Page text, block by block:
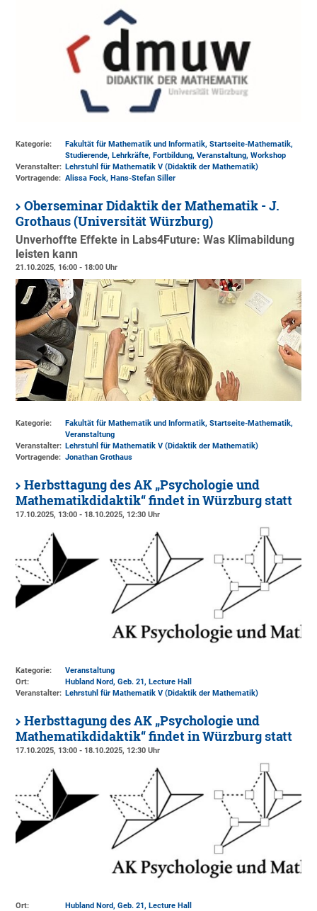
Kategorie:
Fakultät für Mathematik und Informatik, Startseite-Mathematik,
Studierende, Lehrkräfte, Fortbildung, Veranstaltung, Workshop
Veranstalter: Lehrstuhl für Mathematik V (Didaktik der Mathematik)
Vortragende: Alissa Fock, Hans-Stefan Siller
Oberseminar Didaktik der Mathematik - J.
Grothaus (Universität Würzburg)
Unverhoffte Effekte in Labs4Future: Was Klimabildung
leisten kann
21.10.2025, 16:00 - 18:00 Uhr
Kategorie:
Fakultät für Mathematik und Informatik, Startseite-Mathematik,
Veranstaltung
Veranstalter: Lehrstuhl für Mathematik V (Didaktik der Mathematik)
Vortragende: Jonathan Grothaus
Herbsttagung des AK „Psychologie und
Mathematikdidaktik“ findet in Würzburg statt
17.10.2025, 13:00 - 18.10.2025, 12:30 Uhr
Kategorie:
Veranstaltung
Ort:
Hubland Nord, Geb. 21, Lecture Hall
Veranstalter: Lehrstuhl für Mathematik V (Didaktik der Mathematik)
Herbsttagung des AK „Psychologie und
Mathematikdidaktik“ findet in Würzburg statt
17.10.2025, 13:00 - 18.10.2025, 12:30 Uhr
Ort: Hubland Nord, Geb. 21, Lecture Hall